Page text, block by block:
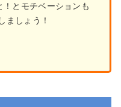
！とモチベーションも
ましょう！